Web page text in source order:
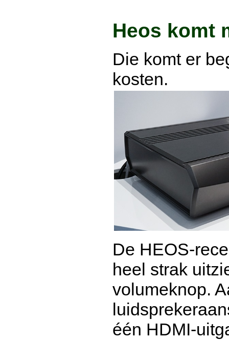
Heos komt
Die komt er
kosten.
De HEOS-
heel strak
volumeknop.
één HDMI-